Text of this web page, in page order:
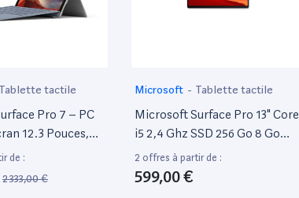
Tablette tactile
Pro 7 – PC
12.3 Pouces,
De Ram,
SSD) –
de :
2 333,00 €
Microsoft - Tablette tactile
Microsoft Surface Pro 13" Core
i5 2,4 Ghz SSD 256 Go 8 Go
Qwerty Espagnol
2 offres à partir de :
599,00 €